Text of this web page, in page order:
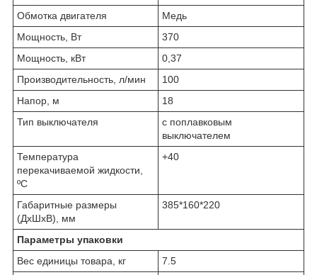
Обмотка двигателя
Медь
Мощность, Вт
370
Мощность, кВт
0,37
Производительность, л/мин
100
Напор, м
18
Тип выключателя
с поплавковым
выключателем
Температура
перекачиваемой жидкости,
ºС
+40
Габаритные размеры
(ДхШхВ), мм
385*160*220
Параметры упаковки
Вес единицы товара, кг
7.5